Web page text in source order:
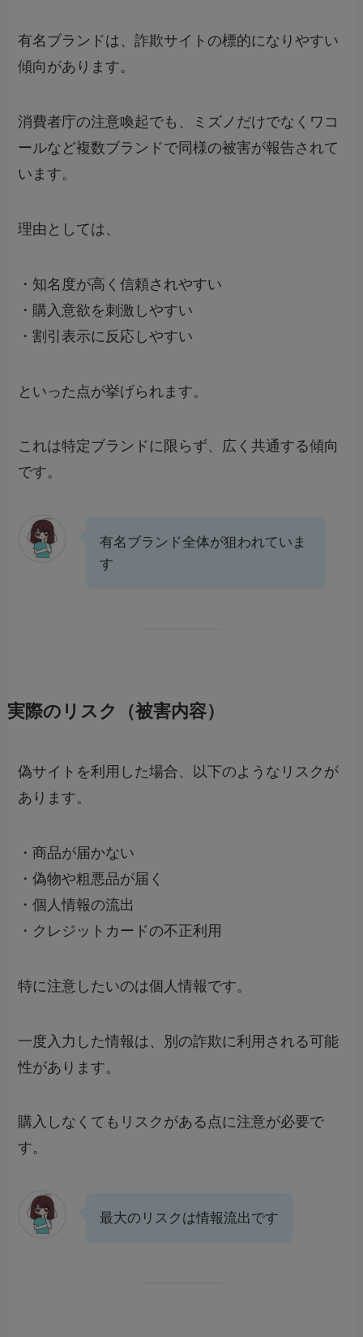
有名ブランドは、詐欺サイトの標的になりやすい
傾向があります。
消費者庁の注意喚起でも、ミズノだけでなくワコ
ールなど複数ブランドで同様の被害が報告されて
います。
理由としては、
・知名度が高く信頼されやすい
・購入意欲を刺激しやすい
・割引表示に反応しやすい
といった点が挙げられます。
これは特定ブランドに限らず、広く共通する傾向
です。
有名ブランド全体が狙われていま
す
実際のリスク（被害内容）
偽サイトを利用した場合、以下のようなリスクが
あります。
・商品が届かない
・偽物や粗悪品が届く
・個人情報の流出
・クレジットカードの不正利用
特に注意したいのは個人情報です。
一度入力した情報は、別の詐欺に利用される可能
性があります。
購入しなくてもリスクがある点に注意が必要で
す。
最大のリスクは情報流出です